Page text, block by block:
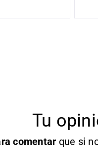
Tu
comentar que si